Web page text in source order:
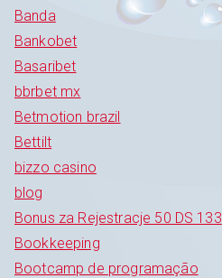
Banda
Bankobet
Basaribet
bbrbet mx
Betmotion brazil
Bettilt
bizzo casino
blog
Bonus za Rejestracje 50 DS 133
Bookkeeping
Bootcamp de programação